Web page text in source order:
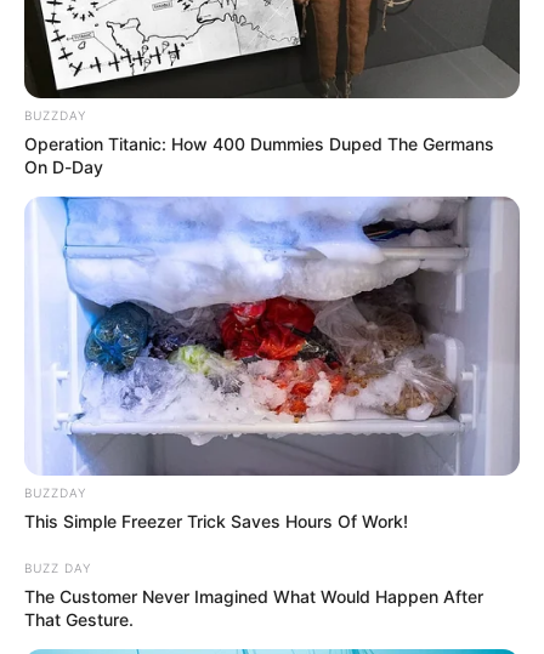
NAVIDAD EN BOGOTÁ
mercado se modifica: no
navideña
NAVIDAD EN BOGOTÁ
Novena de Navidad
completa: oraciones,
gozos, videos y rezos día
por día
Ibagué suspende el pico y
BUZZDAY
Operation Titanic: How 400 Dummies Duped The Germans
On D-Day
BUZZDAY
This Simple Freezer Trick Saves Hours Of Work!
BUZZ DAY
The Customer Never Imagined What Would Happen After
That Gesture.